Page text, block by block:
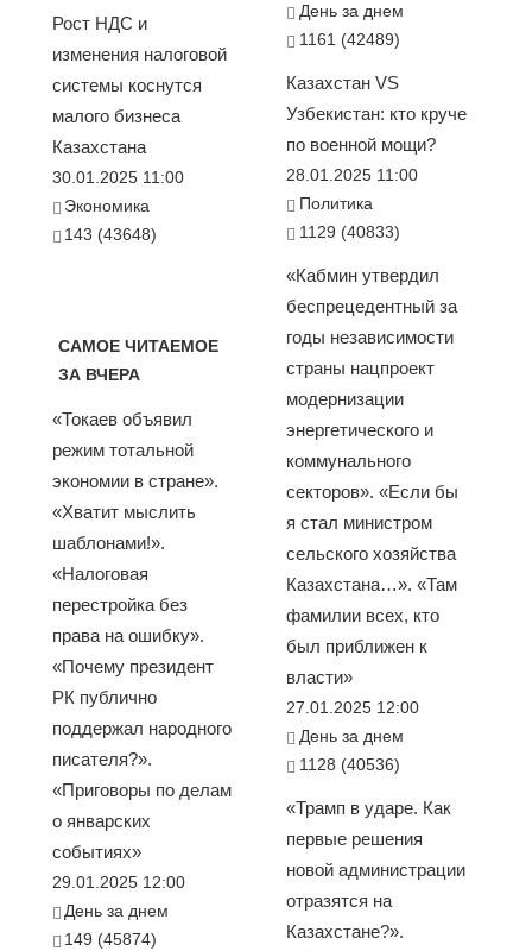
Рост НДС и
изменения налоговой
системы коснутся
малого бизнеса
Казахстана
30.01.2025 11:00
Экономика
143 (43648)
САМОЕ ЧИТАЕМОЕ
ЗА ВЧЕРА
«Токаев объявил
режим тотальной
экономии в стране».
«Хватит мыслить
шаблонами!».
«Налоговая
перестройка без
права на ошибку».
«Почему президент
РК публично
поддержал народного
писателя?».
«Приговоры по делам
о январских
событиях»
29.01.2025 12:00
День за днем
149 (45874)
День за днем
1161 (42489)
Казахстан VS
Узбекистан: кто круче
по военной мощи?
28.01.2025 11:00
Политика
1129 (40833)
«Кабмин утвердил
беспрецедентный за
годы независимости
страны нацпроект
модернизации
энергетического и
коммунального
секторов». «Если бы
я стал министром
сельского хозяйства
Казахстана…». «Там
фамилии всех, кто
был приближен к
власти»
27.01.2025 12:00
День за днем
1128 (40536)
«Трамп в ударе. Как
первые решения
новой администрации
отразятся на
Казахстане?».